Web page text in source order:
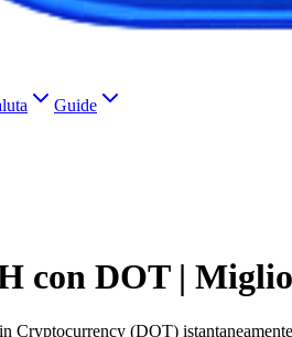
Guide
con DOT |
Cryptocurrency (DOT)